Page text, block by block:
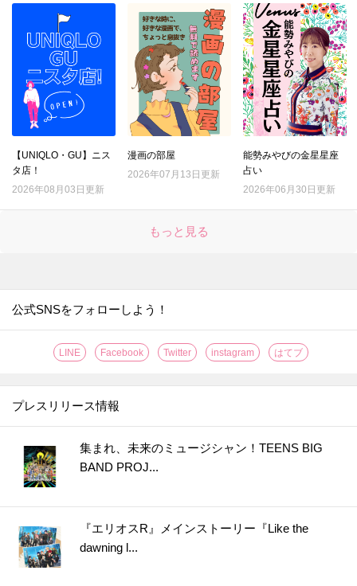
【UNIQLO・GU】ニス
タ店！
2026年08月03日更新
漫画の部屋
2026年07月13日更新
能勢みやびの金星星座
占い
2026年06月30日更新
もっと見る
公式SNSをフォローしよう！
LINE Facebook Twitter instagram はてブ
プレスリリース情報
集まれ、未来のミュージシャン！TEENS BIG
BAND PROJ...
『エリオスR』メインストーリー『Like the
dawning l...